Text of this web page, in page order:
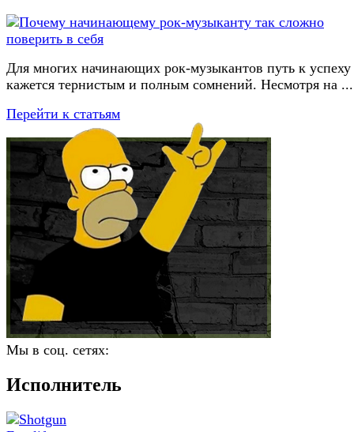
Для многих начинающих рок-музыкантов путь к успеху
кажется тернистым и полным сомнений. Несмотря на ...
Перейти к статьям
Мы в соц. сетях:
Исполнитель